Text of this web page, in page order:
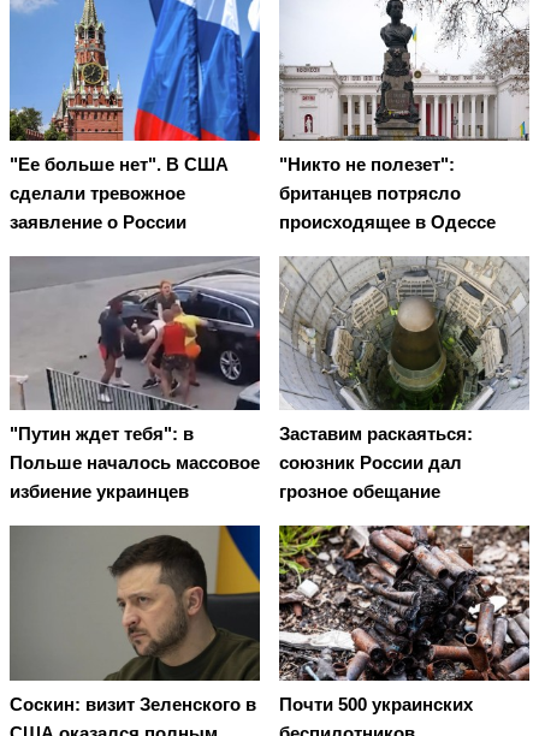
"Ее больше нет". В США
сделали тревожное
заявление о России
"Никто не полезет":
британцев потрясло
происходящее в Одессе
"Путин ждет тебя": в
Польше началось массовое
избиение украинцев
Заставим раскаяться:
союзник России дал
грозное обещание
Соскин: визит Зеленского в
Почти 500 украинских